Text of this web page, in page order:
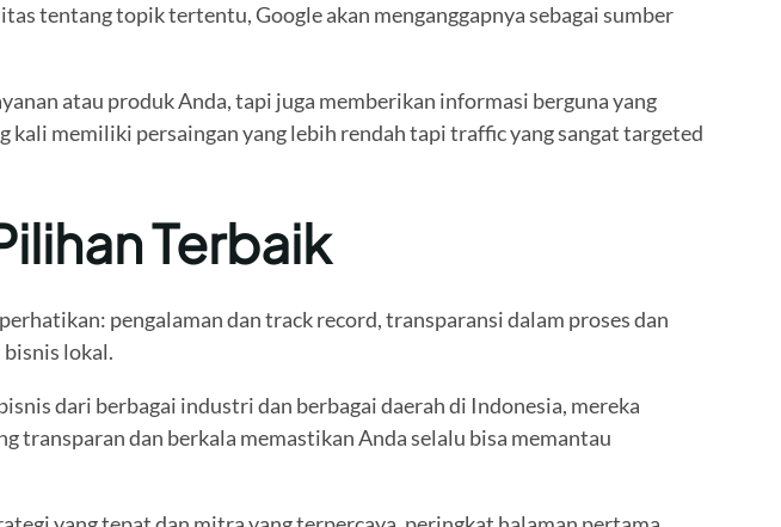
tentang topik tertentu, Google akan menganggapnya sebagai sumber
atau produk Anda, tapi juga memberikan informasi berguna yang
memiliki persaingan yang lebih rendah tapi traffic yang sangat targeted
Terbaik
pengalaman dan track record, transparansi dalam proses dan
lokal.
dari berbagai industri dan berbagai daerah di Indonesia, mereka
transparan dan berkala memastikan Anda selalu bisa memantau